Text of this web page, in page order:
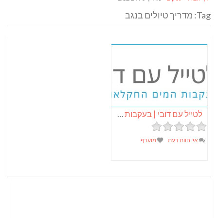
Tag: מדריך טיולים בנגב
לטייל עם דובי | בעקבות המים החקלאות ונופי ישראל
אין חוות דעת מועדף